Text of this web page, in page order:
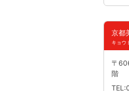
京
キョウ
〒
階